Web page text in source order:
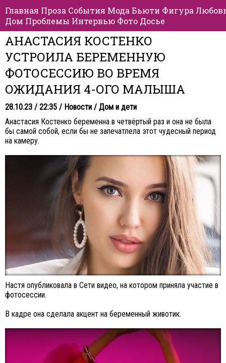
Главная Проза События Мода Бьюти Фигура
Дом Проблемы Интервью Фото Досье
АНАСТАСИЯ КОСТЕНКО
УСТРОИЛА БЕРЕМЕННУЮ
ФОТОСЕССИЮ ВО ВРЕМЯ
ОЖИДАНИЯ 4-ОГО МАЛЫША
28.10.23 / 22:35 / Новости / Дом и дети
Анастасия Костенко беременна в четвёртый раз и она не была
бы самой собой, если бы не запечатлела этот чудесный период
на камеру.
Настя опубликовала в Сети видео, на котором приняла участие в
фотосессии.
В кадре она сделала акцент на беременный животик.